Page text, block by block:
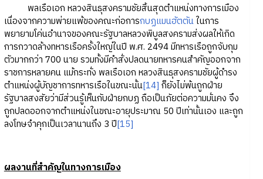
พลเรือเอก หลวงสินธุสงครามชัยสิ้นสุดตำแหน่งทางการเมือง
เนื่องจากความพ่ายแพ้ของคณะก่อการกบฏแมนฮัตตันในการ
พยายามโค่นอำนาจของคณะรัฐบาลหลวงพิบูลสงครามส่งผลให้เกิด
การกวาดล้างทหารเรือครั้งใหญ่ในปี พ.ศ. 2494 มีทหารเรือถูกจับกุม
ตัวมากกว่า 700 นาย รวมทั้งมีคำสั่งปลดนายทหารคนสำคัญออกจาก
ราชการหลายคน แม้กระทั่ง พลเรือเอก หลวงสินธุสงครามชัยผู้ดำรง
ตำแหน่งผู้บัญชาการทหารเรือในขณะนั้น[14] ก็ยังไม่พ้นถูกฝ่าย
รัฐบาลสงสัยว่ามีส่วนรู้เห็นกับฝ่ายกบฏ ถือเป็นภัยต่อความมั่นคง จึง
ถูกปลดออกจากตำแหน่งในขณะอายุประมาณ 50 ปีเท่านั้นเอง และถูก
ลงโทษจำคุกเป็นเวลานานถึง 3 ปี[15]
ผลงานที่สำคัญในทางการเมือง